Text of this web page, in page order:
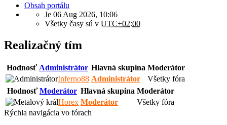
Obsah portálu
Je 06 Aug 2026, 10:06
Všetky časy sú v UTC+02:00
Realizačný tím
HodnosťAdministrátor Hlavná skupina Moderátor
Inferno88 Administrátor
Všetky fóra
HodnosťModerátor Hlavná skupina Moderátor
Horex Moderátor
Všetky fóra
Rýchla navigácia vo fórach